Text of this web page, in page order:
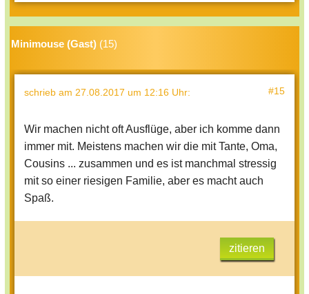
Minimouse (Gast) (15)
schrieb am 27.08.2017 um 12:16 Uhr: #15
Wir machen nicht oft Ausflüge, aber ich komme dann
immer mit. Meistens machen wir die mit Tante, Oma,
Cousins ... zusammen und es ist manchmal stressig
mit so einer riesigen Familie, aber es macht auch
Spaß.
zitieren